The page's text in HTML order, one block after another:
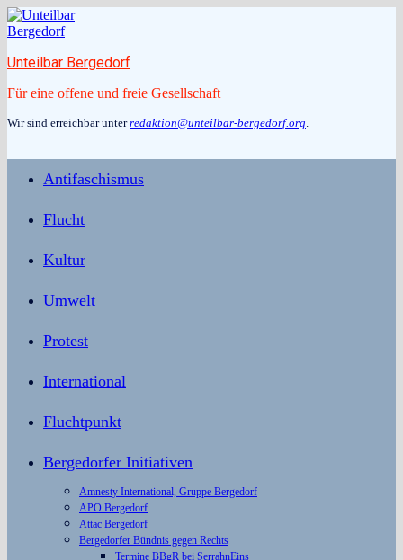
Zum
Inhalt
Unteilbar Bergedorf
Für eine offene und freie Gesellschaft
Wir sind erreichbar unterredaktion@unteilbar-bergedorf.org.
Antifaschismus
Flucht
Kultur
Umwelt
Protest
International
Fluchtpunkt
Bergedorfer Initiativen
Amnesty International, Gruppe Bergedorf
APO Bergedorf
Attac Bergedorf
Bergedorfer Bündnis gegen Rechts
Termine BBgR bei SerrahnEins